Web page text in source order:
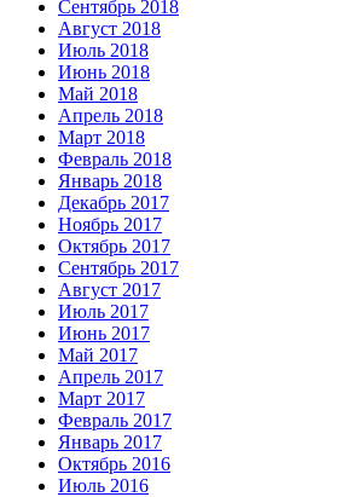
Сентябрь 2018
Август 2018
Июль 2018
Июнь 2018
Май 2018
Апрель 2018
Март 2018
Февраль 2018
Январь 2018
Декабрь 2017
Ноябрь 2017
Октябрь 2017
Сентябрь 2017
Август 2017
Июль 2017
Июнь 2017
Май 2017
Апрель 2017
Март 2017
Февраль 2017
Январь 2017
Октябрь 2016
Июль 2016